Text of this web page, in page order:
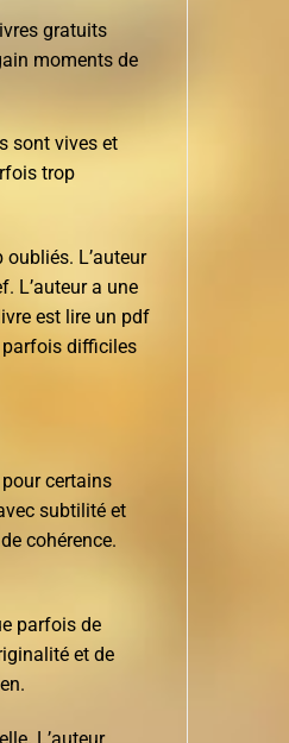
gratuits
moments de
sont vives et
trop
L’auteur
L’auteur a une
est lire un pdf
difficiles
certains
subtilité et
cohérence.
parfois de
et de
L’auteur